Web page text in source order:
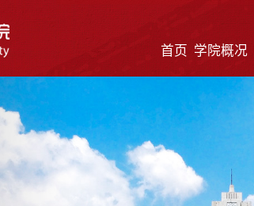
首页 学院概况